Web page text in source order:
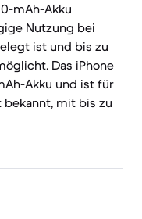
mAh-Akku
Nutzung bei
ist und bis zu
Das iPhone
Akku und ist für
mit bis zu